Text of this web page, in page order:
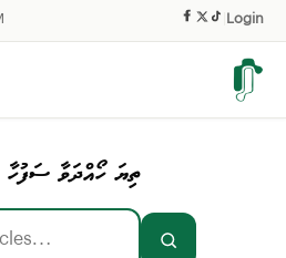
Login
ތިޔަ ހޯއްދަވާ